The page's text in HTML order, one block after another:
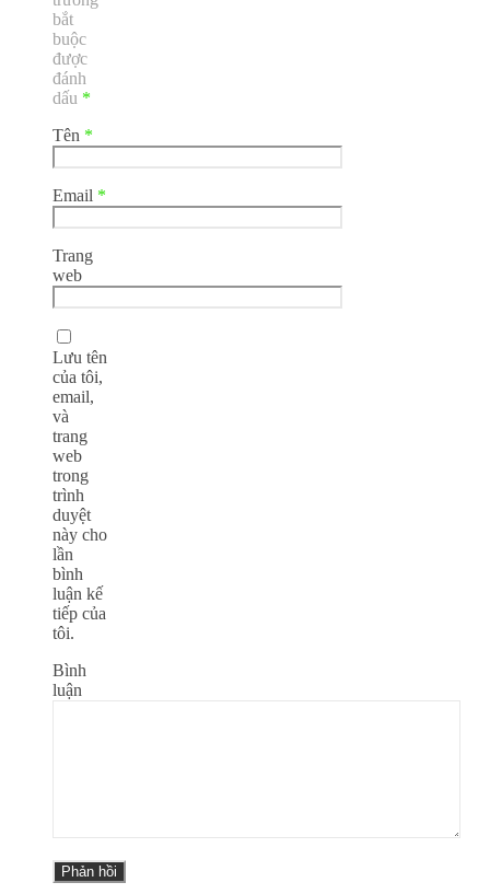
bắt
buộc
được
đánh
dấu *
Tên *
Email *
Trang
web
Lưu tên
của tôi,
email,
và
trang
web
trong
trình
duyệt
này cho
lần
bình
luận kế
tiếp của
tôi.
Bình
luận